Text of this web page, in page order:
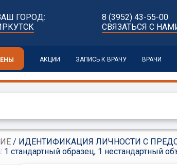
ГОРОД:
8 (3952) 43-55-00
СВЯЗАТЬСЯ С
АКЦИИ ЗАПИСЬ К ВРАЧУ ВРАЧИ
/ ИДЕНТИФИКАЦИЯ ЛИЧНОСТИ С
стандартный образец, 1 нестандартный